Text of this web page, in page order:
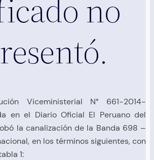
no
Viceministerial N° 661-2014-
en el Diario Oficial El Peruano del
la canalización de la Banda 698 –
en los términos siguientes, con
1: